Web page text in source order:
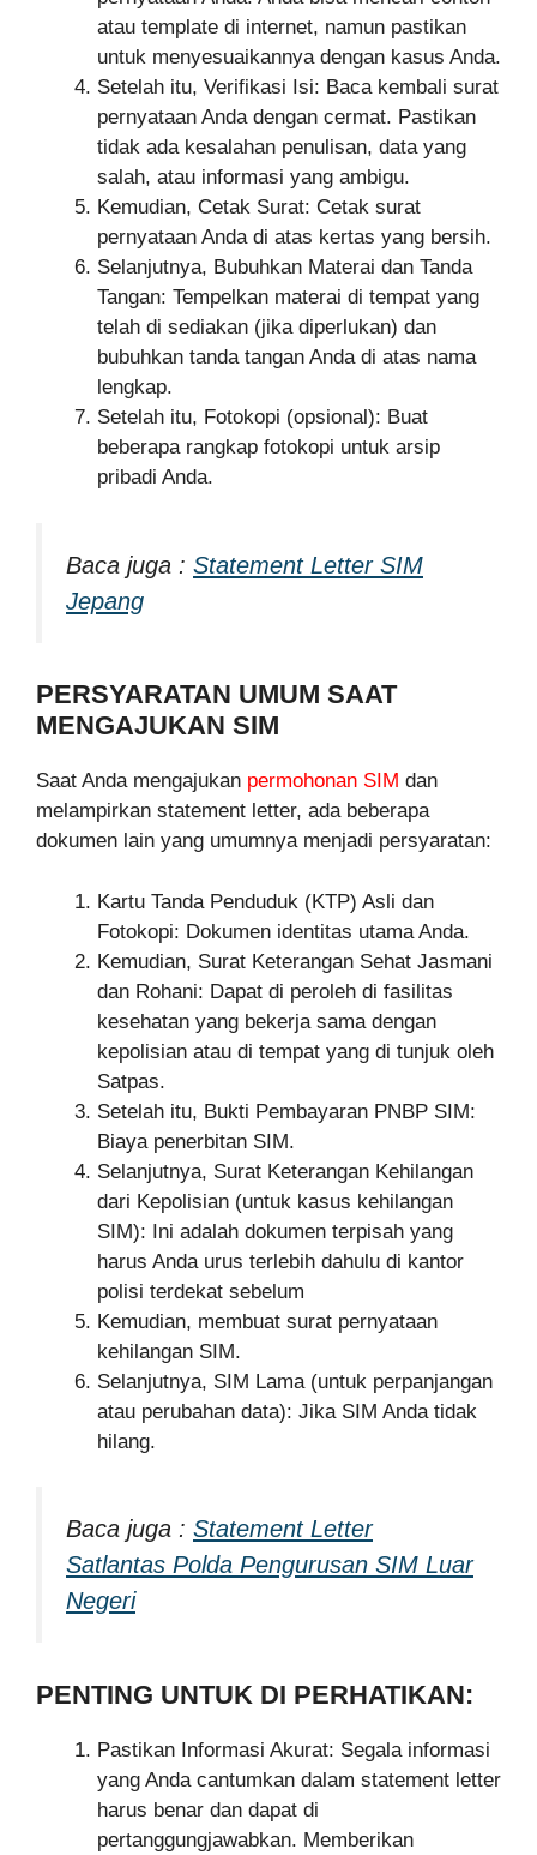
atau template di internet, namun pastikan
untuk menyesuaikannya dengan kasus Anda.
Setelah itu, Verifikasi Isi: Baca kembali surat
pernyataan Anda dengan cermat. Pastikan
tidak ada kesalahan penulisan, data yang
salah, atau informasi yang ambigu.
Kemudian, Cetak Surat: Cetak surat
pernyataan Anda di atas kertas yang bersih.
Selanjutnya, Bubuhkan Materai dan Tanda
Tangan: Tempelkan materai di tempat yang
telah di sediakan (jika diperlukan) dan
bubuhkan tanda tangan Anda di atas nama
lengkap.
Setelah itu, Fotokopi (opsional): Buat
beberapa rangkap fotokopi untuk arsip
pribadi Anda.
Baca juga : Statement Letter SIM
Jepang
PERSYARATAN UMUM SAAT
MENGAJUKAN SIM
Saat Anda mengajukan permohonan SIM dan
melampirkan statement letter, ada beberapa
dokumen lain yang umumnya menjadi persyaratan:
Kartu Tanda Penduduk (KTP) Asli dan
Fotokopi: Dokumen identitas utama Anda.
Kemudian, Surat Keterangan Sehat Jasmani
dan Rohani: Dapat di peroleh di fasilitas
kesehatan yang bekerja sama dengan
kepolisian atau di tempat yang di tunjuk oleh
Satpas.
Setelah itu, Bukti Pembayaran PNBP SIM:
Biaya penerbitan SIM.
Selanjutnya, Surat Keterangan Kehilangan
dari Kepolisian (untuk kasus kehilangan
SIM): Ini adalah dokumen terpisah yang
harus Anda urus terlebih dahulu di kantor
polisi terdekat sebelum
Kemudian, membuat surat pernyataan
kehilangan SIM.
Selanjutnya, SIM Lama (untuk perpanjangan
atau perubahan data): Jika SIM Anda tidak
hilang.
Baca juga : Statement Letter
Satlantas Polda Pengurusan SIM Luar
Negeri
PENTING UNTUK DI PERHATIKAN:
Pastikan Informasi Akurat: Segala informasi
yang Anda cantumkan dalam statement letter
harus benar dan dapat di
pertanggungjawabkan. Memberikan